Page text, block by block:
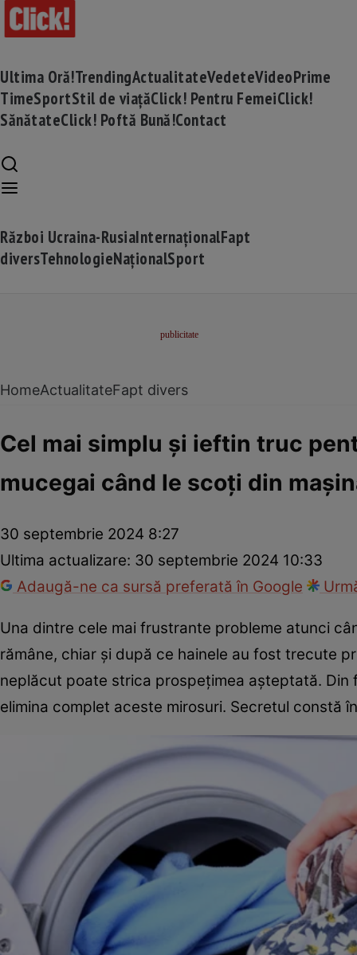
Ultima Oră!TrendingActualitateVedeteVideoPrime
TimeSportStil de viațăClick! Pentru FemeiClick!
SănătateClick! Poftă Bună!Contact
Război Ucraina-RusiaInternaționalFapt
diversTehnologieNaționalSport
HomeActualitateFapt divers
Cel mai simplu și ieftin truc
mucegai când le scoți din
30 septembrie 2024 8:27
Ultima actualizare: 30 septembrie 2024 10:33
Adaugă-ne ca sursă preferată în Google
Una dintre cele mai frustrante probleme atunci
rămâne, chiar și după ce hainele au fost trecute
neplăcut poate strica prospețimea așteptată.
elimina complet aceste mirosuri. Secretul constă